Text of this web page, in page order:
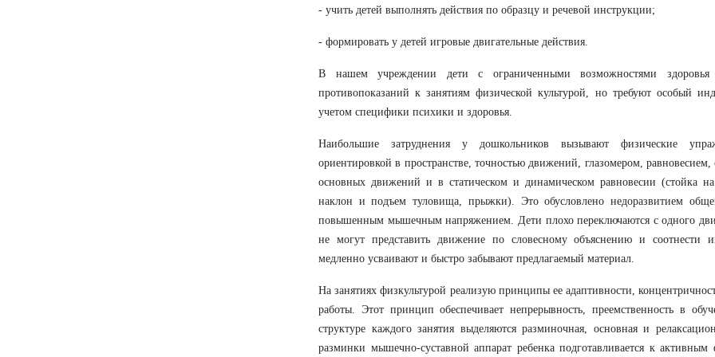
- учить детей выполнять действия по образцу и речевой инструкции;
- формировать у детей игровые двигательные действия.
В нашем учреждении дети с ограниченными возможностями
противопоказаний к занятиям физической культурой, но требуют особый
учетом специфики психики и здоровья.
Наибольшие затруднения у дошкольников вызывают физические
ориентировкой в пространстве, точностью движений, глазомером,
основных движений и в статическом и динамическом равновесии (стойка
наклон и подъем туловища, прыжки). Это обусловлено недоразвитием
повышенным мышечным напряжением. Дети плохо переключаются с одного
не могут представить движение по словесному объяснению и соотнести
медленно усваивают и быстро забывают предлагаемый материал.
На занятиях физкультурой реализую принципы ее адаптивности,
работы. Этот принцип обеспечивает непрерывность, преемственность в
структуре каждого занятия выделяются разминочная, основная и
разминки мышечно-суставной аппарат ребенка подготавливается к активным